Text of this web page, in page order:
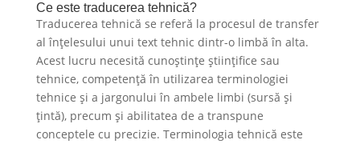
Ce este traducerea tehnică?
Traducerea tehnică se referă la procesul de transfer
al înțelesului unui text tehnic dintr-o limbă în alta.
Acest lucru necesită cunoștințe științifice sau
tehnice, competență în utilizarea terminologiei
tehnice și a jargonului în ambele limbi (sursă și
țintă), precum și abilitatea de a transpune
conceptele cu precizie. Terminologia tehnică este